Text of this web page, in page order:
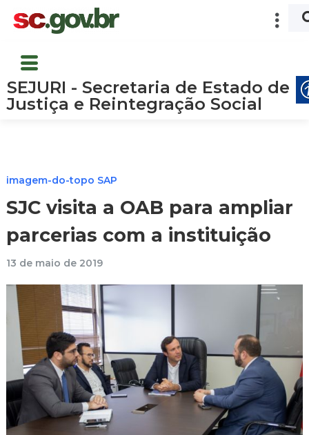
SEJURI - Secretaria de Estado de
Justiça e Reintegração Social
imagem-do-topo SAP
SJC visita a OAB para ampliar
parcerias com a instituição
13 de maio de 2019